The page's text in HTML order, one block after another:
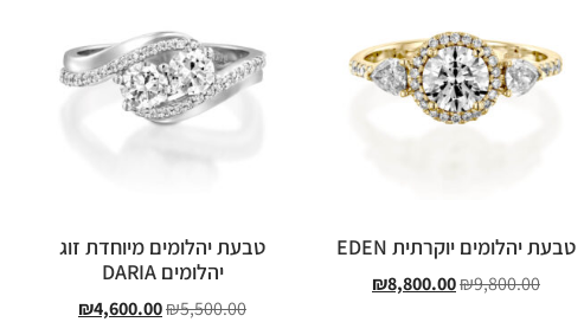
טבעת יהלומים יוקרתית EDEN
₪9,800.00
₪8,800.00
טבעת יהלומים מיוחדת זוג
יהלומים DARIA
₪5,500.00
₪4,600.00